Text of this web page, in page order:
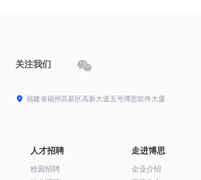
关注我们 
 福建省福州高新区高新大道五号博思软件大厦
人才招聘
校园招聘
走进博思
企业介绍